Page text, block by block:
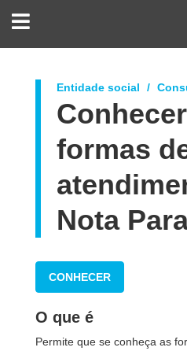
DO
Entidade social
formas
Nota
CONHECER
O que é
Permite que se conheça as